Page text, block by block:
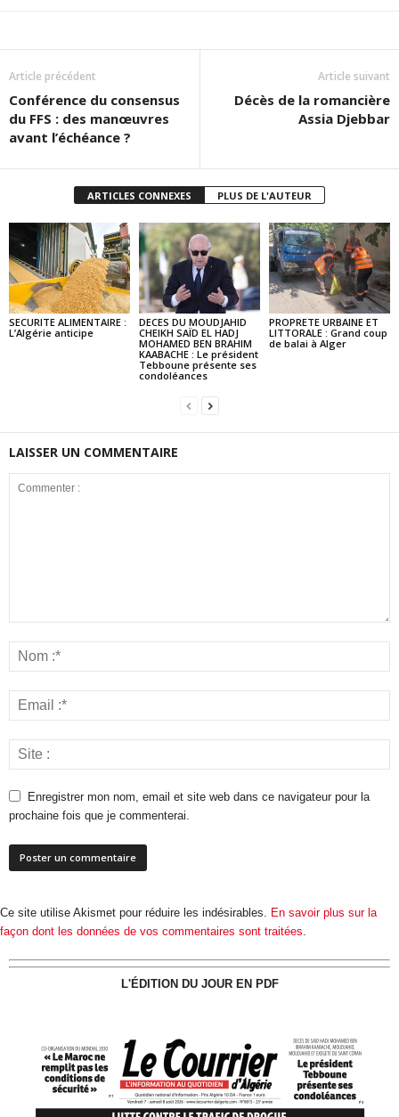
Article précédent
Conférence du consensus
du FFS : des manœuvres
avant l’échéance ?
Article suivant
Décès de la romancière
Assia Djebbar
ARTICLES CONNEXES PLUS DE L'AUTEUR
SECURITE ALIMENTAIRE :
L’Algérie anticipe
DECES DU MOUDJAHID
CHEIKH SAÏD EL HADJ
MOHAMED BEN BRAHIM
KAABACHE : Le président
Tebboune présente ses
condoléances
PROPRETE URBAINE ET
LITTORALE : Grand coup
de balai à Alger
LAISSER UN COMMENTAIRE
Enregistrer mon nom, email et site web dans ce navigateur pour la
prochaine fois que je commenterai.
Ce site utilise Akismet pour réduire les indésirables. En savoir plus sur la
façon dont les données de vos commentaires sont traitées
L'ÉDITION DU JOUR EN PDF